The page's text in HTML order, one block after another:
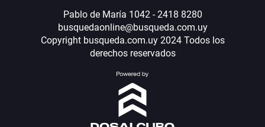
Pablo de María 1042 - 2418 8280
busquedaonline@busqueda.com.uy
Copyright busqueda.com.uy 2024 Todos los
derechos reservados